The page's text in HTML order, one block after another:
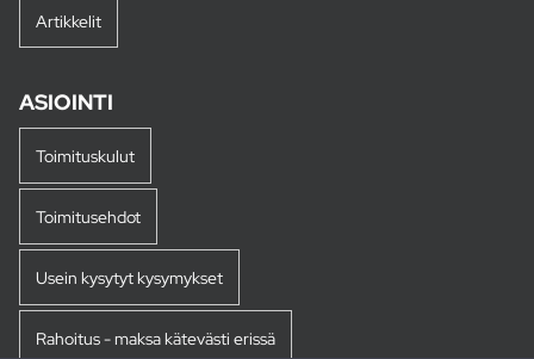
Artikkelit
ASIOINTI
Toimituskulut
Toimitusehdot
Usein kysytyt kysymykset
Rahoitus - maksa kätevästi erissä